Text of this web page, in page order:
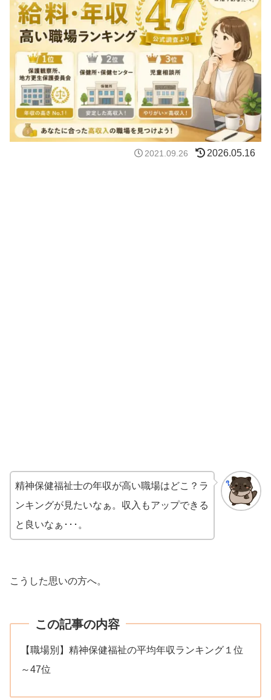
2021.09.26 2026.05.16
精神保健福祉士の年収が高い職場はどこ？ラ
ンキングが見たいなぁ。収入もアップできる
と良いなぁ･･･。
こうした思いの方へ。
この記事の内容
【職場別】精神保健福祉の平均年収ランキング１位
～47位